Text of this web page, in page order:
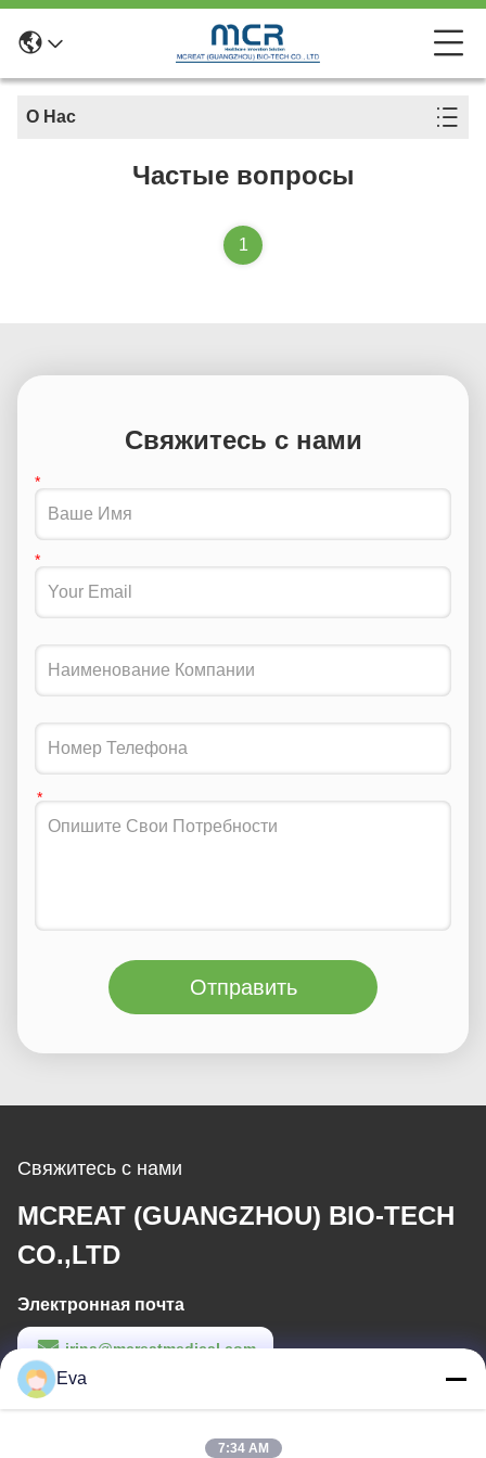
О Нас
Частые вопросы
1
Свяжитесь с нами
Отправить
Свяжитесь с нами
MCREAT (GUANGZHOU) BIO-TECH
CO.,LTD
Электронная почта
irina@mcreatmedical.com
Рабочее время
Eva
7:34 AM